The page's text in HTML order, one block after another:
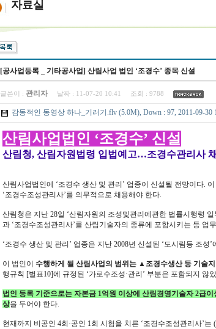
자료실
[공사업등록 _ 기타공사업] 산림사업 법인 ‘조경수’ 종목 신설
글쓴이 : 관리자 날짜 : 11-07-20 10:41 조회 : 9788
감동적인 동영상 하나_기러기.flv (5.0M), Down : 97, 2011-09-30
산림사업법인 ‘조경수’ 신설
산림청, 산림자원법령 입법예고…조경수관리사
산림사업법인에 ‘조경수 생산 및 관리’ 업종이 신설될 전망이다.
‘조경수조성관리사’를 의무적으로 채용해야 한다.
산림청은 지난 28일 ‘산림자원의 조성및관리에관한 법률시행령
과 ‘조경수조성관리사’를 산림기술자의 종류에 포함시키는 등 업
‘조경수 생산 및 관리’ 업종은 지난 2008년 신설된 ‘도시림등 조성
이 법인이 수행하게 될 산림사업의 범위는 ▲조경수생산 등 기술
행규칙 [별표10]에 규정된 ‘가로수조성·관리’ 부분은 포함되지 않
법인 등록 기준으로는 자본금 1억원 이상에 산림경영기술자 2급
상을 두어야 한다.
현재까지 비공인 4회·공인 1회 시험을 치른 ‘조경수조성관리사’